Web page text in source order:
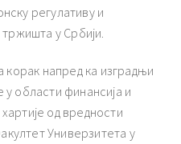
регулативу и
у Србији.
напред ка изградњи
у области финансија и
од вредности
Универзитета у